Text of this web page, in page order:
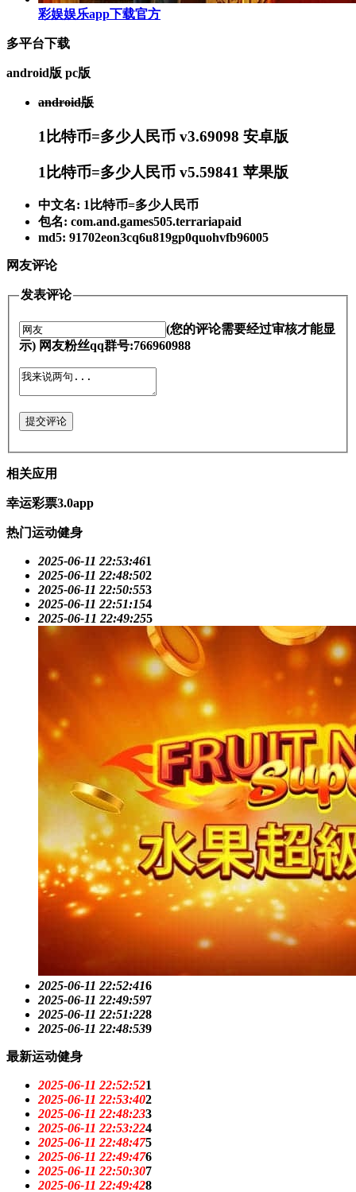
彩娱娱乐app下载官方
多平台下载
android版 pc版
android版
1比特币=多少人民币 v3.69098 安卓版
1比特币=多少人民币 v5.59841 苹果版
中文名: 1比特币=多少人民币
包名: com.and.games505.terrariapaid
md5: 91702eon3cq6u819gp0quohvfb96005
网友评论
发表评论
(您的评论需要经过审核才能显
示) 网友粉丝qq群号:766960988
提交评论
相关应用
幸运彩票3.0app
热门运动健身
2025-06-11 22:53:461
2025-06-11 22:48:502
2025-06-11 22:50:553
2025-06-11 22:51:154
2025-06-11 22:49:255
2025-06-11 22:52:416
2025-06-11 22:49:597
2025-06-11 22:51:228
2025-06-11 22:48:539
最新运动健身
2025-06-11 22:52:521
2025-06-11 22:53:402
2025-06-11 22:48:233
2025-06-11 22:53:224
2025-06-11 22:48:475
2025-06-11 22:49:476
2025-06-11 22:50:307
2025-06-11 22:49:428